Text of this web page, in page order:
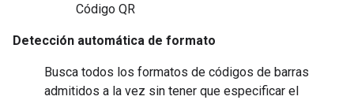
Código QR
Detección automática de formato
Busca todos los formatos de códigos de barras
admitidos a la vez sin tener que especificar el